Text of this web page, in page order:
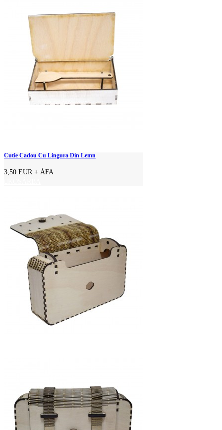
Cutie Cadou Cu Lingura Din Lemn
3,50 EUR + ÁFA